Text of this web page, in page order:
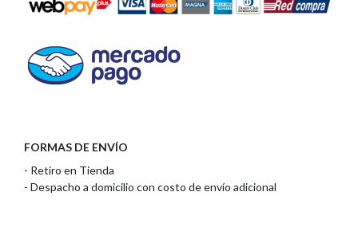
FORMAS DE ENVÍO
- Retiro en Tienda
- Despacho a domicilio con costo de envío adicional